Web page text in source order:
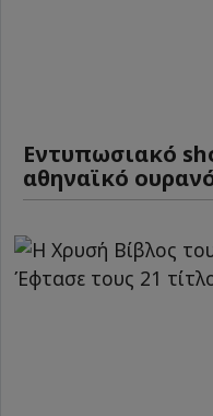
Εντυπωσιακό
αθηναϊκό